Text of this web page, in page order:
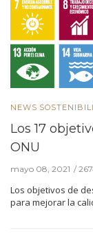
NEWS
Los 17
ONU
mayo 08, 2021
Los objetivos de
para mejorar la